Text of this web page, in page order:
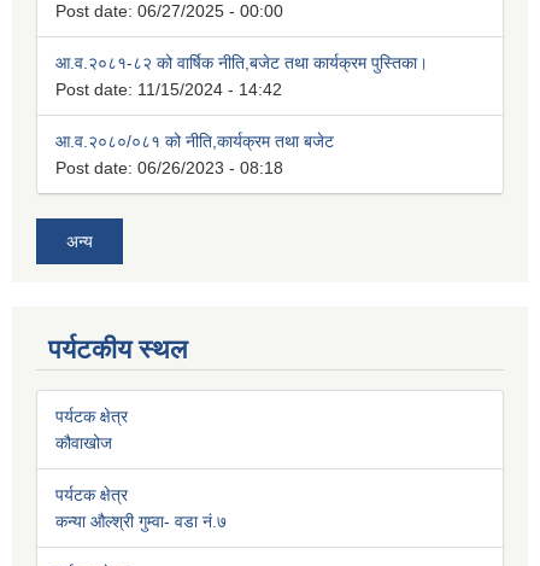
Post date: 06/27/2025 - 00:00
आ.व.२०८१-८२ को वार्षिक नीति,बजेट तथा कार्यक्रम पुस्तिका।
Post date: 11/15/2024 - 14:42
आ.व.२०८०/०८१ को नीति,कार्यक्रम तथा बजेट
Post date: 06/26/2023 - 08:18
अन्य
पर्यटकीय स्थल
पर्यटक क्षेत्र
कौवाखोज
पर्यटक क्षेत्र
कन्या औल्श्री गुम्वा- वडा नं.७